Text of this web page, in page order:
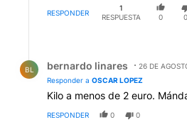
RESPONDER
1
RESPUESTA
0 0
BL bernardo linares
26 DE
Responder a OSCAR LOPEZ
Kilo a menos de 2 euro.
RESPONDER 0 0